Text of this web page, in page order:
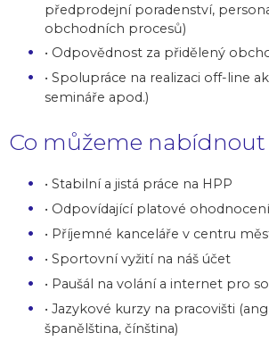
předprodejní poradenství,
obchodních procesů)
• Odpovědnost za přidělený
• Spolupráce na realizaci off-line
semináře apod.)
Co můžeme nabídnout
• Stabilní a jistá práce na HPP
• Odpovídající platové ohodnocení
• Příjemné kanceláře v centru
• Sportovní vyžití na náš účet
• Paušál na volání a internet pro
• Jazykové kurzy na pracovišti
španělština, čínština)